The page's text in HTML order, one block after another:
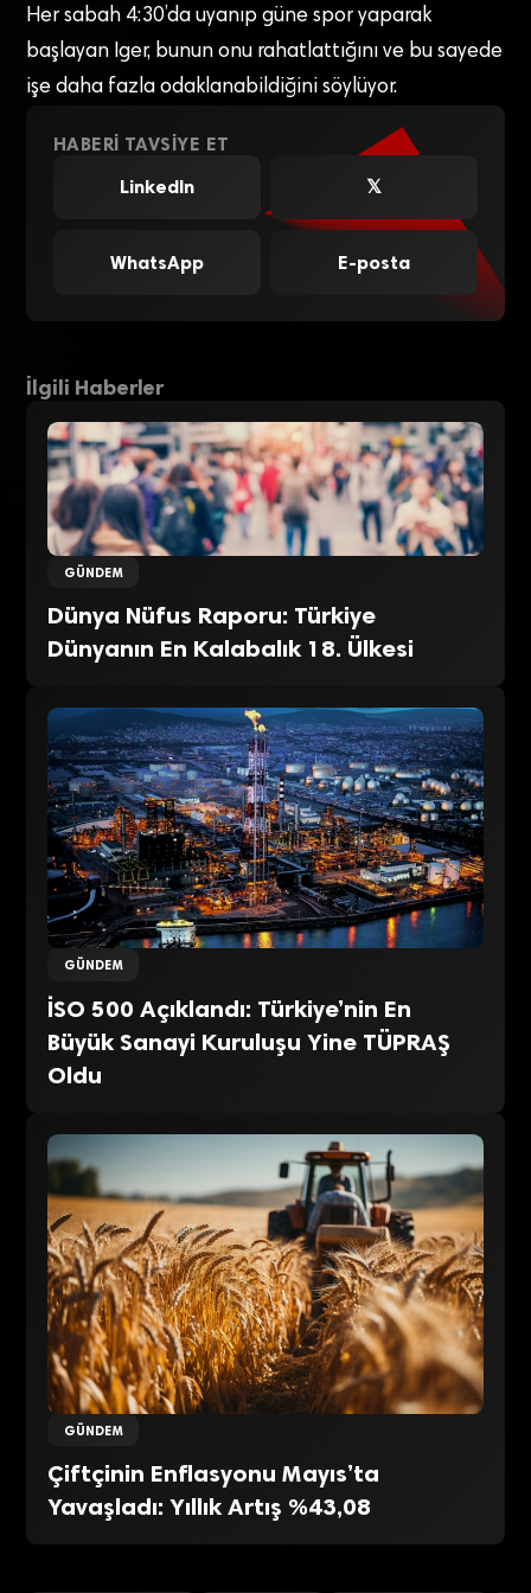
Her sabah 4:30’da uyanıp güne spor yaparak
başlayan Iger, bunun onu rahatlattığını ve bu sayede
işe daha fazla odaklanabildiğini söylüyor.
HABERI TAVSIYE ET
LinkedIn
𝕏
WhatsApp E-posta
İlgili Haberler
GÜNDEM
Dünya Nüfus Raporu: Türkiye
Dünyanın En Kalabalık 18. Ülkesi
GÜNDEM
İSO 500 Açıklandı: Türkiye’nin En
Büyük Sanayi Kuruluşu Yine TÜPRAŞ
Oldu
GÜNDEM
Çiftçinin Enflasyonu Mayıs’ta
Yavaşladı: Yıllık Artış %43,08